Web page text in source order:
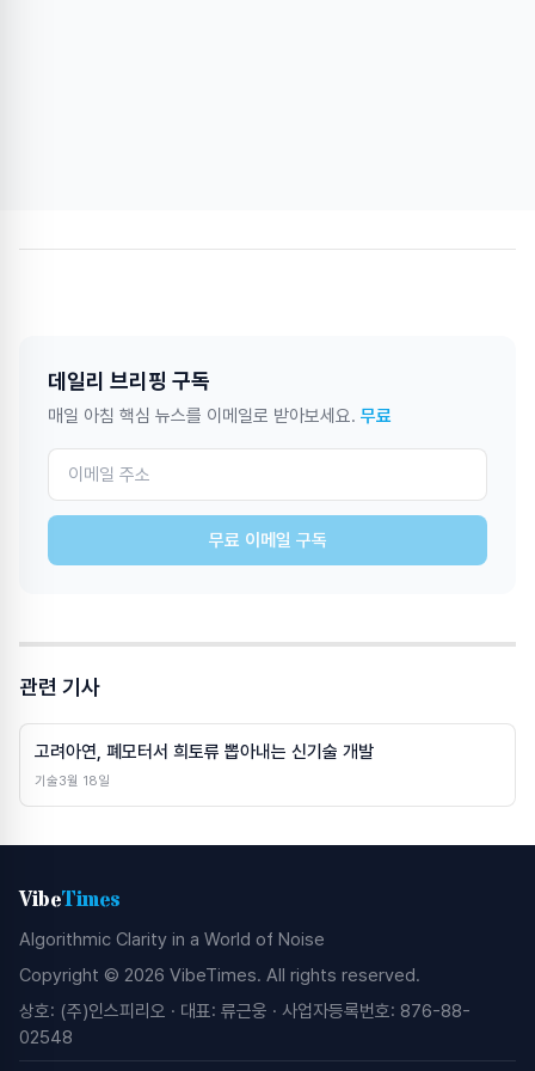
데일리 브리핑 구독
매일 아침 핵심 뉴스를 이메일로 받아보세요. 무료
무료 이메일 구독
관련 기사
고려아연, 폐모터서 희토류 뽑아내는 신기술 개발
기술3월 18일
VibeTimes
Algorithmic Clarity in a World of Noise
Copyright © 2026 VibeTimes. All rights reserved.
상호: (주)인스피리오 · 대표: 류근웅 · 사업자등록번호: 876-88-
02548